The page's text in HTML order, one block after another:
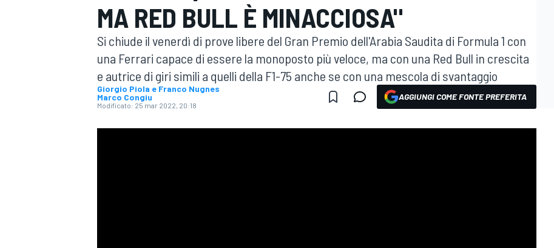
MOTOGP WEC
MA RED BULL È MINACCIOSA"
Si chiude il venerdì di prove libere del Gran Premio dell'Arabia Saudita di Formula 1 con
una Ferrari capace di essere la monoposto più veloce, ma con una Red Bull in crescita
e autrice di giri simili a quelli della F1-75 anche se con una mescola di svantaggio
Giorgio Piola e Franco Nugnes
Marco Congiu
Modificato: 25 mar 2022, 20:18
AGGIUNGI COME FONTE PREFERITA